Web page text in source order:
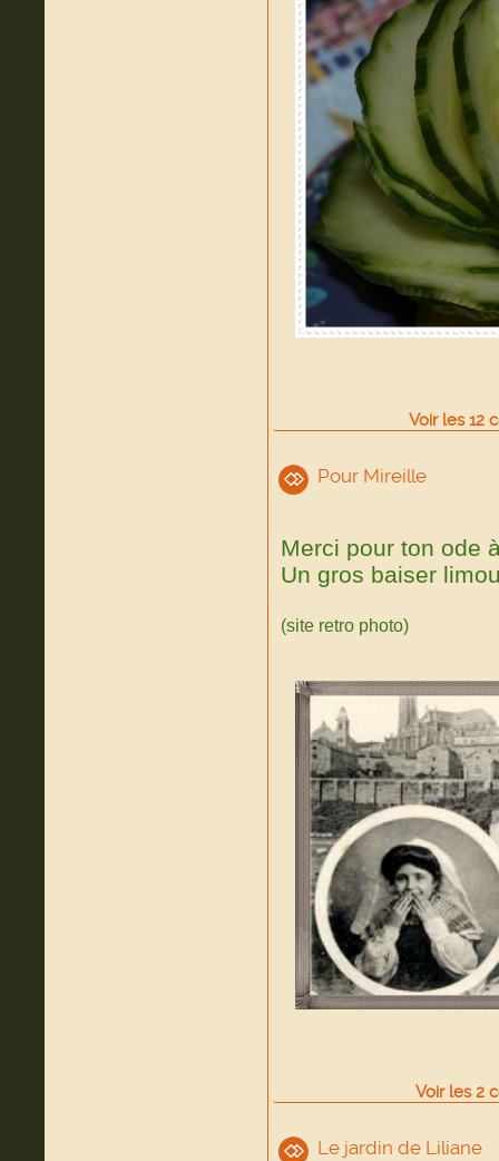
Voir les12
Pour Mireille
Merci pour ton ode
Un gros baiser
(site retro photo)
Voir les2
Le jardin de Liliane